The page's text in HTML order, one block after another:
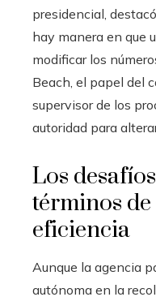
presidencial,
hay manera en que
modificar los
Beach, el papel del
supervisor de los
autoridad para
Los
términos
eficiencia
Aunque la agencia
autónoma en la